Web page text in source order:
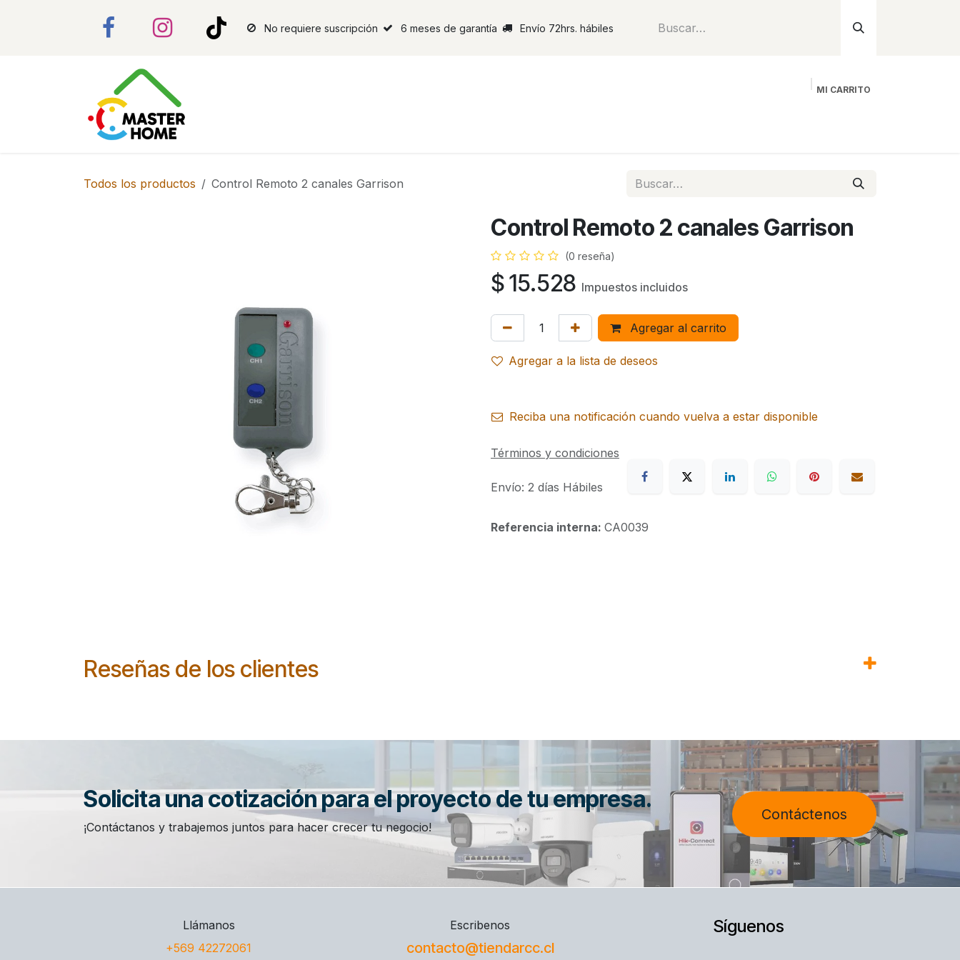
No requiere suscripción 6 meses de garantía Envío 72hrs. hábiles
MI CARRITO
Todos los productos Control Remoto 2 canales Garrison
Control Remoto 2 canales Garrison
(0 reseña)
$15.528 Impuestos incluidos
Agregar al carrito
Agregar a la lista de deseos
Reciba una notificación cuando vuelva a estar disponible
Términos y condiciones
Envío: 2 días Hábiles
Referencia interna: CA0039
Reseñas de los clientes
Solicita una cotización para el proyecto de tu empresa.
¡Contáctanos y trabajemos juntos para hacer crecer tu negocio!
Contáctenos
Llámanos
+569 42272061
Escribenos
contacto@tiendarcc.cl
Síguenos